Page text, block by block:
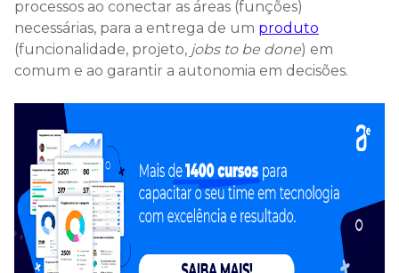
processos ao conectar as áreas (funções)
necessárias, para a entrega de um produto
(funcionalidade, projeto, jobs to be done) em
comum e ao garantir a autonomia em decisões.